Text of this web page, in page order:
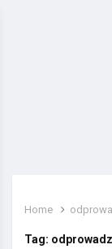
Home
Tag: